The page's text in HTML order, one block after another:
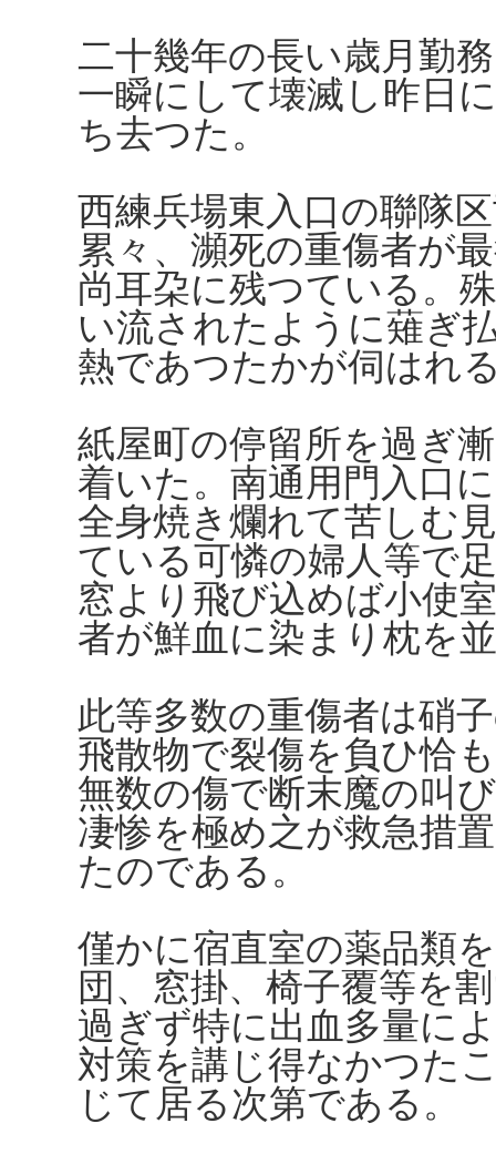
二十幾年の長い歳月勤
一瞬にして壊滅し昨日
ち去つた。
西練兵場東入口の聯隊
累々、瀕死の重傷者が
尚耳朶に残つている。
い流されたように薙ぎ
熱であつたかが伺はれ
紙屋町の停留所を過ぎ
着いた。南通用門入口
全身焼き爛れて苦しむ
ている可憐の婦人等で
窓より飛び込めば小使
者が鮮血に染まり枕を
此等多数の重傷者は硝
飛散物で裂傷を負ひ恰
無数の傷で断末魔の叫
凄惨を極め之が救急措
たのである。
僅かに宿直室の薬品類
団、窓掛、椅子覆等を
過ぎず特に出血多量に
対策を講じ得なかつた
じて居る次第である。